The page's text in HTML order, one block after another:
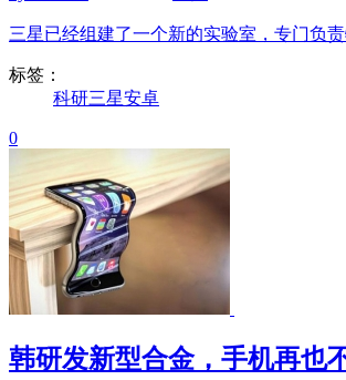
三星已经组建了一个新的实验室，专门负
标签：
科研三星安卓
0
韩研发新型合金，手机再也